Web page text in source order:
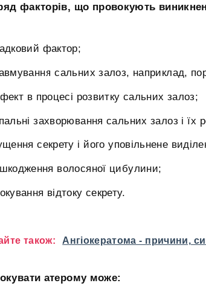
факторів, що провокують
фактор;
сальних залоз, наприклад,
в процесі розвитку сальних залоз;
захворювання сальних залоз і їх
секрету і його уповільнене
волосяної цибулини;
відтоку секрету.
також: Ангіокератома - причини,
атерому може: